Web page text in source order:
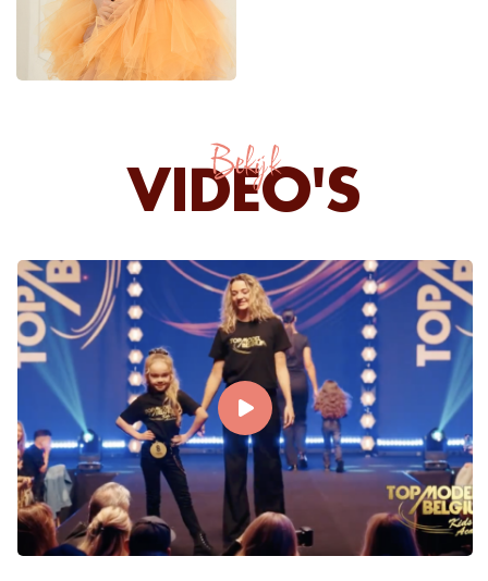
Bekijk
VIDEO'S